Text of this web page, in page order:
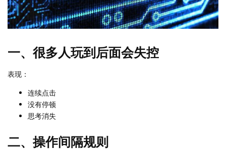
一、很多人玩到后面会失控
表现：
连续点击
没有停顿
思考消失
二、操作间隔规则